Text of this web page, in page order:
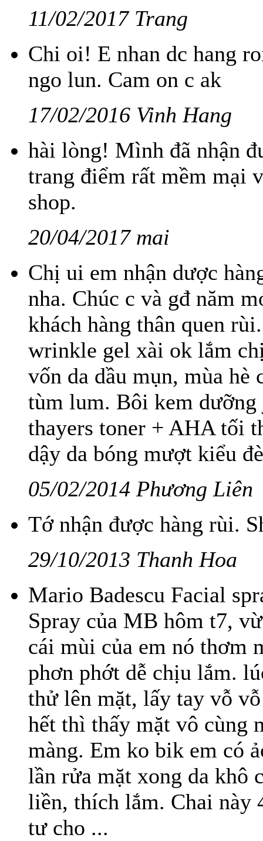
11/02/2017 Trang
Chi oi! E nhan dc hang
ngo lun. Cam on c ak
17/02/2016 Vinh Hang
hài lòng! Mình đã nhận
trang điểm rất mềm mại
shop.
20/04/2017 mai
Chị ui em nhận dược
nha. Chúc c và gđ năm
khách hàng thân quen
wrinkle gel xài ok lắm
vốn da dầu mụn, mùa
tùm lum. Bôi kem
thayers toner + AHA tối
dậy da bóng mượt kiểu
05/02/2014 Phương Liên
Tớ nhận được hàng rùi.
29/10/2013 Thanh Hoa
Mario Badescu Facial
Spray của MB hôm t7,
cái mùi của em nó thơm
phơn phớt dễ chịu lắm.
thử lên mặt, lấy tay vỗ
hết thì thấy mặt vô cùng
màng. Em ko bik em có
lần rửa mặt xong da khô
liền, thích lắm. Chai này
tư cho ...